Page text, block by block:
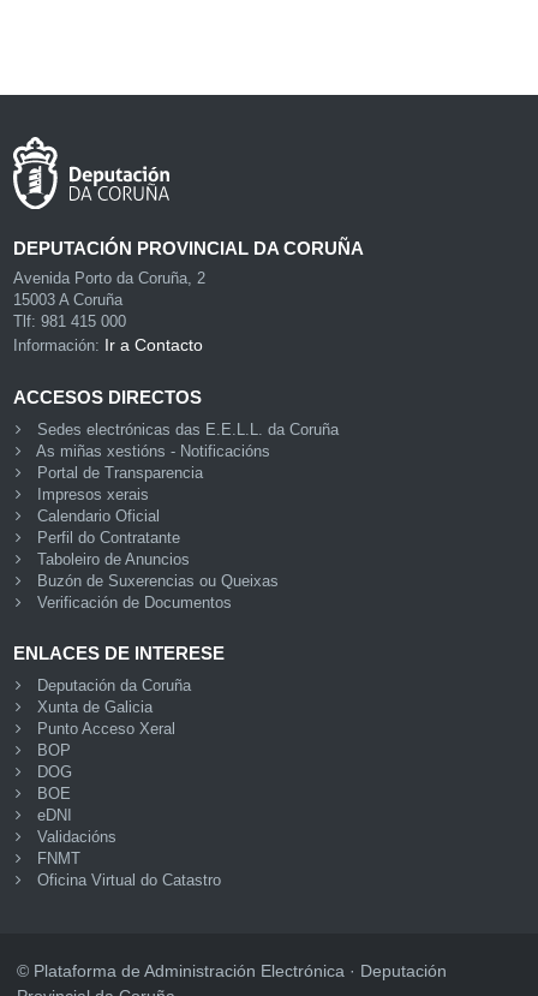
DEPUTACIÓN PROVINCIAL DA CORUÑA
Avenida Porto da Coruña, 2
15003 A Coruña
Tlf: 981 415 000
Información: Ir a Contacto
ACCESOS DIRECTOS
Sedes electrónicas das E.E.L.L. da Coruña
As miñas xestións - Notificacións
Portal de Transparencia
Impresos xerais
Calendario Oficial
Perfil do Contratante
Taboleiro de Anuncios
Buzón de Suxerencias ou Queixas
Verificación de Documentos
ENLACES DE INTERESE
Deputación da Coruña
Xunta de Galicia
Punto Acceso Xeral
BOP
DOG
BOE
eDNI
Validacións
FNMT
Oficina Virtual do Catastro
© Plataforma de Administración Electrónica · Deputación